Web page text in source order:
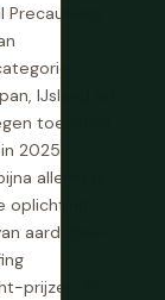
IJsland en
toeristen
2025
allemaal
aard: taxi-
prijzen. Er